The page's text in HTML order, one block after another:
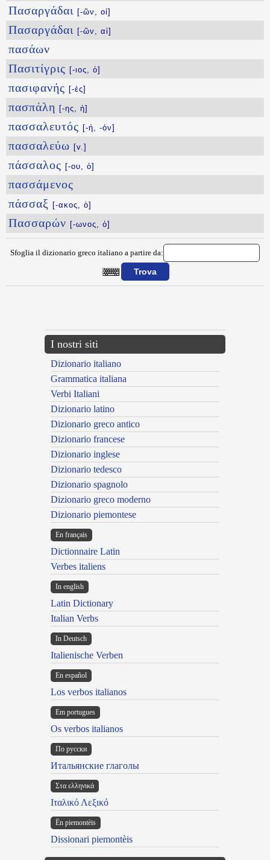
Πασαργάδαι [-ῶν, οἱ]
Πασαργάδαι [-ῶν, αἱ]
πασάων
Πασιτίγρις [-ιος, ὁ]
πασιφανής [-ές]
πασπάλη [-ης, ἡ]
πασσαλευτός [-ή, -όν]
πασσαλεύω [v.]
πάσσαλος [-ου, ὁ]
πασσάμενος
πάσσαξ
[-ακος, ὁ]
Πασσαρών [-ωνος, ὁ]
Sfoglia il dizionario greco italiano a partire da:
I nostri siti
Dizionario italiano
Grammatica italiana
Verbi Italiani
Dizionario latino
Dizionario greco antico
Dizionario francese
Dizionario inglese
Dizionario tedesco
Dizionario spagnolo
Dizionario greco moderno
Dizionario piemontese
En français
Dictionnaire Latin
Verbes italiens
In english
Latin Dictionary
Italian Verbs
In Deutsch
Italienische Verben
En español
Los verbos italianos
Em portugues
Os verbos italianos
По русски
Итальянские глаголы
Στα ελληνικά
Ιταλικό Λεξικό
Ën piemontèis
Dissionari piemontèis